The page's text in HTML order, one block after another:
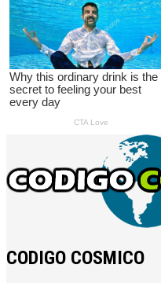
CODIGO COSMICO